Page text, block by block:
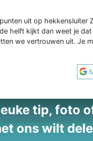
uit op hekkensluiter
helft kijkt dan weet je
we vertrouwen uit. Je
tip, foto
ons wilt